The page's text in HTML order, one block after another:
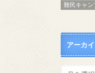
難民キャン
アーカ